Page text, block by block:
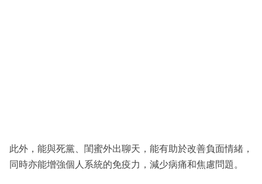
此外，能與死黨、閨蜜外出聊天，能有助於改善負面情緒，
同時亦能增強個人系統的免疫力，減少病痛和焦慮問題。